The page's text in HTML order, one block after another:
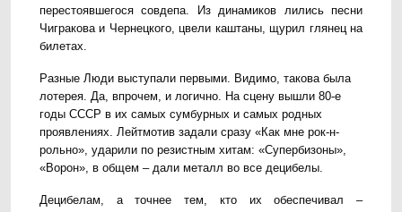
перестоявшегося совдепа. Из динамиков лились песни
Чигракова и Чернецкого, цвели каштаны, щурил глянец на
билетах.
Разные Люди выступали первыми. Видимо, такова была
лотерея. Да, впрочем, и логично. На сцену вышли 80-е
годы СССР в их самых сумбурных и самых родных
проявлениях. Лейтмотив задали сразу «Как мне рок-н-
рольно», ударили по резистным хитам: «Супербизоны»,
«Ворон», в общем – дали металл во все децибелы.
Децибелам, а точнее тем, кто их обеспечивал –